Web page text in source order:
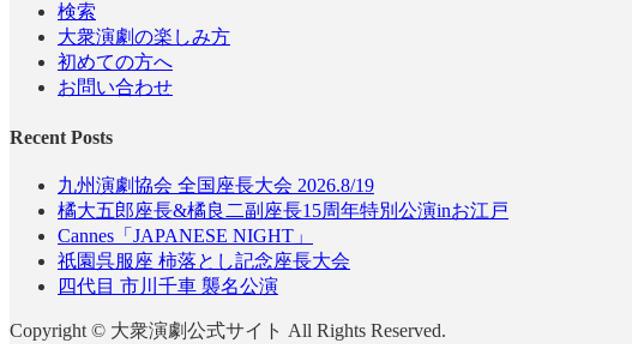
検索
大衆演劇の楽しみ方
初めての方へ
お問い合わせ
Recent Posts
九州演劇協会 全国座長大会 2026.8/19
橘大五郎座長&橘良二副座長15周年特別公演inお江戸
Cannes「JAPANESE NIGHT」
祇園呉服座 柿落とし記念座長大会
四代目 市川千車 襲名公演
Copyright © 大衆演劇公式サイト All Rights Reserved.